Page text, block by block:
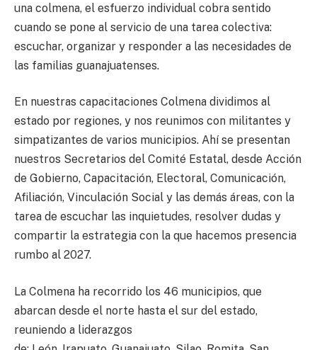
una colmena, el esfuerzo individual cobra sentido
cuando se pone al servicio de una tarea colectiva:
escuchar, organizar y responder a las necesidades de
las familias guanajuatenses.
En nuestras capacitaciones Colmena dividimos al
estado por regiones, y nos reunimos con militantes y
simpatizantes de varios municipios. Ahí se presentan
nuestros Secretarios del Comité Estatal, desde Acción
de Gobierno, Capacitación, Electoral, Comunicación,
Afiliación, Vinculación Social y las demás áreas, con la
tarea de escuchar las inquietudes, resolver dudas y
compartir la estrategia con la que hacemos presencia
rumbo al 2027.
La Colmena ha recorrido los 46 municipios, que
abarcan desde el norte hasta el sur del estado,
reuniendo a liderazgos